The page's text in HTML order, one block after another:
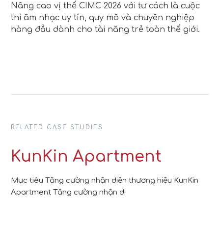
Nâng cao vị thế CIMC 2026 với tư cách là cuộc
thi âm nhạc uy tín, quy mô và chuyên nghiệp
hàng đầu dành cho tài năng trẻ toàn thế giới.
RELATED CASE STUDIES
KunKin Apartment
Mục tiêu Tăng cường nhận diện thương hiệu KunKin
Apartment Tăng cường nhận di